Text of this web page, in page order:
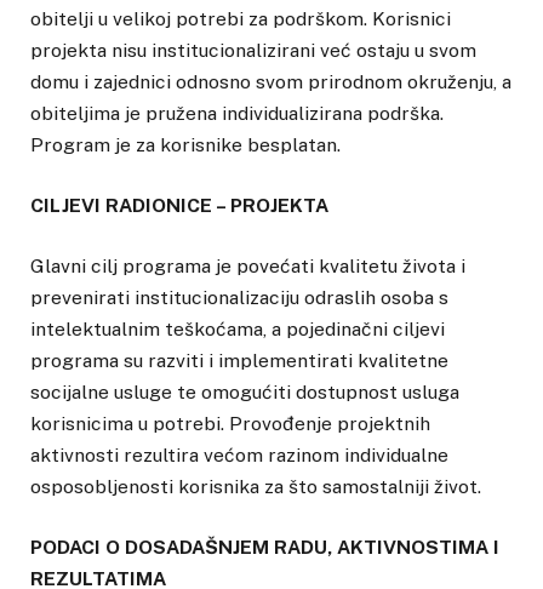
obitelji u velikoj potrebi za podrškom. Korisnici
projekta nisu institucionalizirani već ostaju u svom
domu i zajednici odnosno svom prirodnom okruženju, a
obiteljima je pružena individualizirana podrška.
Program je za korisnike besplatan.
CILJEVI RADIONICE – PROJEKTA
Glavni cilj programa je povećati kvalitetu života i
prevenirati institucionalizaciju odraslih osoba s
intelektualnim teškoćama, a pojedinačni ciljevi
programa su razviti i implementirati kvalitetne
socijalne usluge te omogućiti dostupnost usluga
korisnicima u potrebi. Provođenje projektnih
aktivnosti rezultira većom razinom individualne
osposobljenosti korisnika za što samostalniji život.
PODACI O DOSADAŠNJEM RADU, AKTIVNOSTIMA I
REZULTATIMA